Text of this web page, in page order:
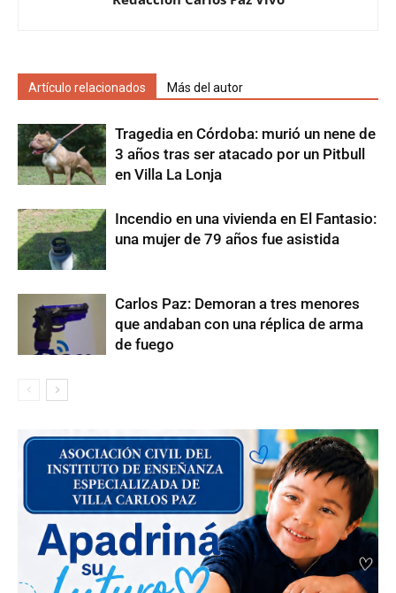
Artículo relacionados Más del autor
Tragedia en Córdoba: murió un nene de
3 años tras ser atacado por un Pitbull
en Villa La Lonja
Incendio en una vivienda en El Fantasio:
una mujer de 79 años fue asistida
Carlos Paz: Demoran a tres menores
que andaban con una réplica de arma
de fuego